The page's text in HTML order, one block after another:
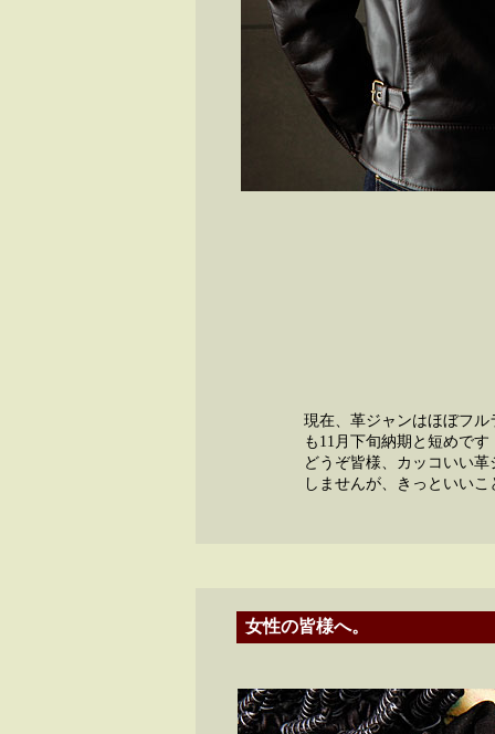
現在、革ジャンはほぼフ
も11月下旬納期と短めで
どうぞ皆様、カッコいい
しませんが、きっといい
女性の皆様へ。